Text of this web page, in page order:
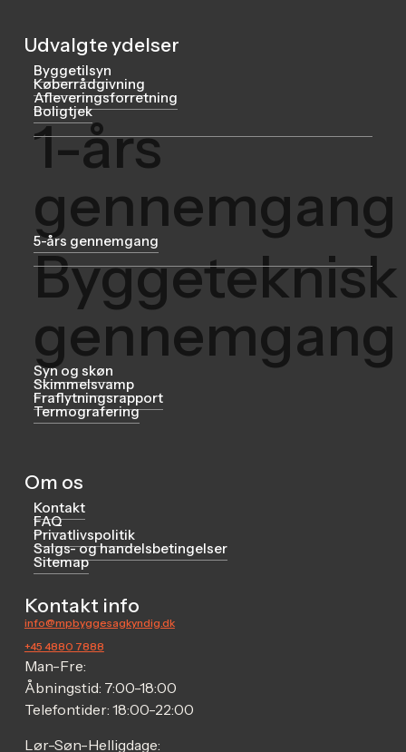
Udvalgte ydelser
Byggetilsyn
Køberrådgivning
Afleveringsforretning
Boligtjek
1-års
gennemgang
5-års gennemgang
Byggeteknisk
gennemgang
Syn og skøn
Skimmelsvamp
Fraflytningsrapport
Termografering
Om os
Kontakt
FAQ
Privatlivspolitik
Salgs- og handelsbetingelser
Sitemap
Kontakt info
info@mpbyggesagkyndig.dk
+45 4880 7888
Man-Fre:
Åbningstid: 7:00-18:00
Telefontider: 18:00-22:00
Lør-Søn-Helligdage: